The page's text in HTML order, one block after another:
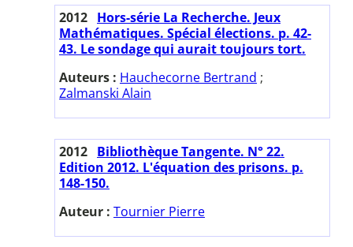
2012 Hors-série La Recherche. Jeux
Mathématiques. Spécial élections. p. 42-
43. Le sondage qui aurait toujours tort.
Auteurs : Hauchecorne Bertrand ;
Zalmanski Alain
2012 Bibliothèque Tangente. N° 22.
Edition 2012. L'équation des prisons. p.
148-150.
Auteur : Tournier Pierre